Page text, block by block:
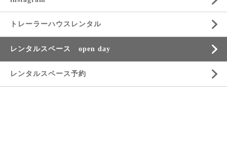
トレーラーハウスレンタル
レンタルスペース open day
レンタルスペース予約